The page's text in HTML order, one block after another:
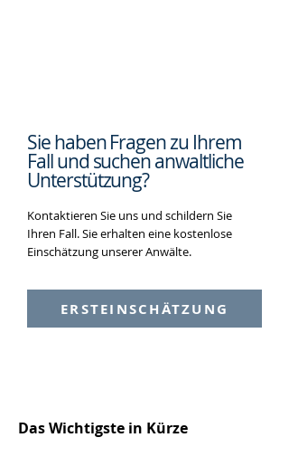
Sie haben Fragen zu Ihrem
Fall und suchenanwaltliche
Unterstützung?
Kontaktieren Sie uns und schildern Sie
Ihren Fall. Sie erhalten eine kostenlose
Einschätzung unserer Anwälte.
ERSTEINSCHÄTZUNG
Das Wichtigste in Kürze